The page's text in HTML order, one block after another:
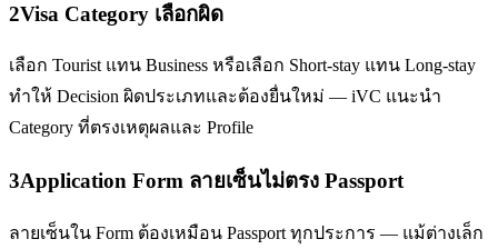
2Visa Category เลือกผิด
เลือก Tourist แทน Business หรือเลือก Short-stay แทน Long-stay
ทำให้ Decision ผิดประเภทและต้องยื่นใหม่ — iVC แนะนำ
Category ที่ตรงเหตุผลและ Profile
3Application Form ลายเซ็นไม่ตรง Passport
ลายเซ็นใน Form ต้องเหมือน Passport ทุกประการ — แม้ต่างเล็ก